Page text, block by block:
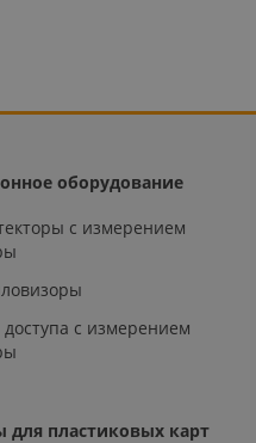
оборудование
с измерением
с измерением
для пластиковых карт